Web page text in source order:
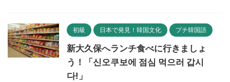
初級 日本で発見！韓国文化 プチ韓国語
新大久保へランチ食べに行きましょ
う！「신오쿠보에 점심 먹으러 갑시
다!」